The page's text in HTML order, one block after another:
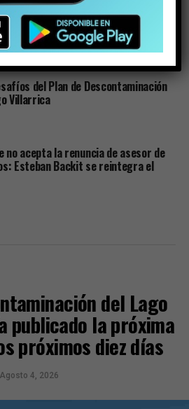
de Medio Ambiente y toma de razón
de Descontaminación del Lago
“Una muy buena noticia para La
del Plan de Descontaminación
Villarrica
no acepta la renuncia de asesor de
Esteban Backit se reintegra el
del Lago
la próxima
próximos diez días
Agosto 4, 2026